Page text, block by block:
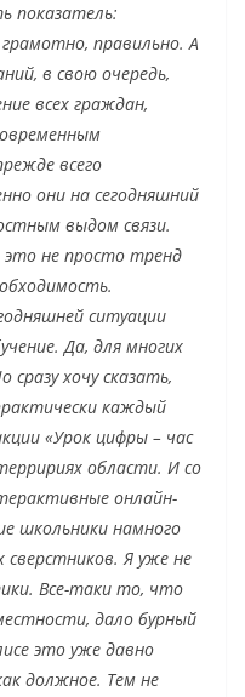
показатель:
правильно. А
в свою очередь,
всех граждан,
всего
они на сегодняшний
выдом связи.
это не просто тренд
ситуации
Да, для многих
хочу сказать,
каждый
«Урок цифры – час
области. И со
онлайн-
школьники намного
сверстников. Я уже не
Все-таки то, что
дало бурный
это уже давно
должное. Тем не